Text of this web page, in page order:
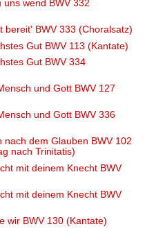
uns wend BWV 332
bereit' BWV 333 (Choralsatz)
Gut BWV 113 (Kantate)
Gut BWV 334
und Gott BWV 127
und Gott BWV 336
nach dem Glauben BWV 102
nach Trinitatis)
mit deinem Knecht BWV
mit deinem Knecht BWV
wir BWV 130 (Kantate)